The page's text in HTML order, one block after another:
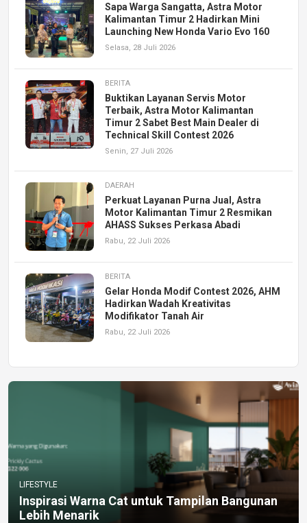
Sapa Warga Sangatta, Astra Motor
Kalimantan Timur 2 Hadirkan Mini
Launching New Honda Vario Evo 160
Selasa, 28 Juli 2026
BERITA
Buktikan Layanan Servis Motor
Terbaik, Astra Motor Kalimantan
Timur 2 Sabet Best Main Dealer di
Technical Skill Contest 2026
Senin, 27 Juli 2026
DAERAH
Perkuat Layanan Purna Jual, Astra
Motor Kalimantan Timur 2 Resmikan
AHASS Sukses Perkasa Abadi
Rabu, 22 Juli 2026
BERITA
Gelar Honda Modif Contest 2026, AHM
Hadirkan Wadah Kreativitas
Modifikator Tanah Air
Rabu, 22 Juli 2026
LIFESTYLE
Inspirasi Warna Cat untuk Tampilan Bangunan
Lebih Menarik